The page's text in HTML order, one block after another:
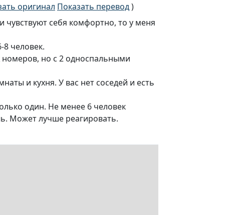
оригинал Показать перевод)
чувствуют себя комфортно, то у меня
8 человек.
но с 2 односпальными
и кухня. У вас нет соседей и есть
один. Не менее 6 человек
Может лучше реагировать.